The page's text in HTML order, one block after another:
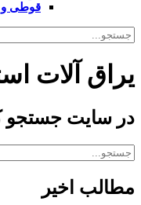
قوطی و
یراق آلات
در سایت جستجو
مطالب اخیر